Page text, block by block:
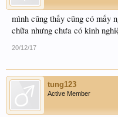
mình cũng thấy cũng có mấy
chữa nhưng chưa có kinh
20/12/17
tung123
Active Member